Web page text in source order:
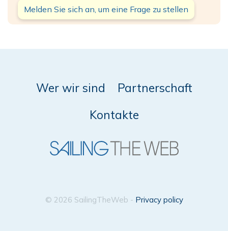
Melden Sie sich an, um eine Frage zu stellen
Wer wir sind
Partnerschaft
Kontakte
© 2026 SailingTheWeb - Privacy policy